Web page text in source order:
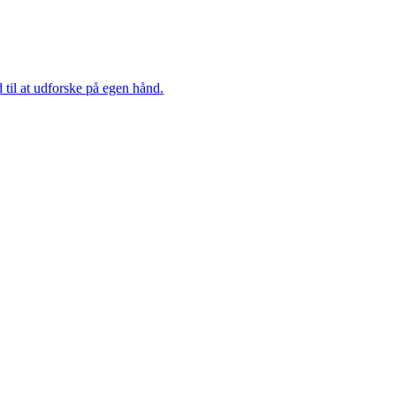
at udforske på egen hånd.